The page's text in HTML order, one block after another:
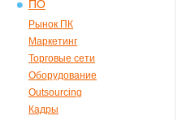
ПО
Рынок ПК
Маркетинг
Торговые сети
Оборудование
Outsourcing
Кадры